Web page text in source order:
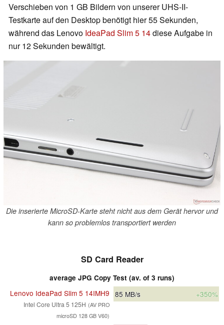
Verschieben von 1 GB Bildern von unserer UHS-II-
Testkarte auf den Desktop benötigt hier 55 Sekunden,
während das Lenovo IdeaPad Slim 5 14diese Aufgabe in
nur 12 Sekunden bewältigt.
Die inserierte MicroSD-Karte steht nicht aus dem Gerät hervor und
kann so problemlos transportiert werden
SD Card Reader
average JPG Copy Test (av. of 3 runs)
Lenovo IdeaPad Slim 5 14IMH9
Intel Core Ultra 5 125H (AV PRO
microSD 128 GB V60)
85 MB/s +350%